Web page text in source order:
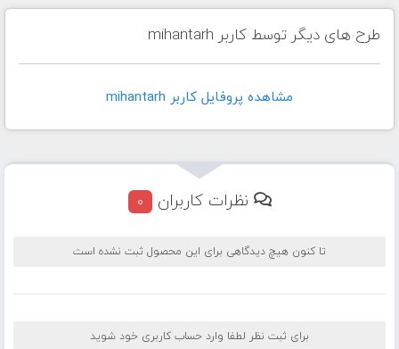
طرح های دیگر توسط کاربر mihantarh
مشاهده پروفايل کاربر mihantarh
نظرات کاربران 0
تا کنون هیچ دیدگاهی برای این محصول ثبت نشده است
برای ثبت نظر لطفا وارد حساب کاربری خود شوید